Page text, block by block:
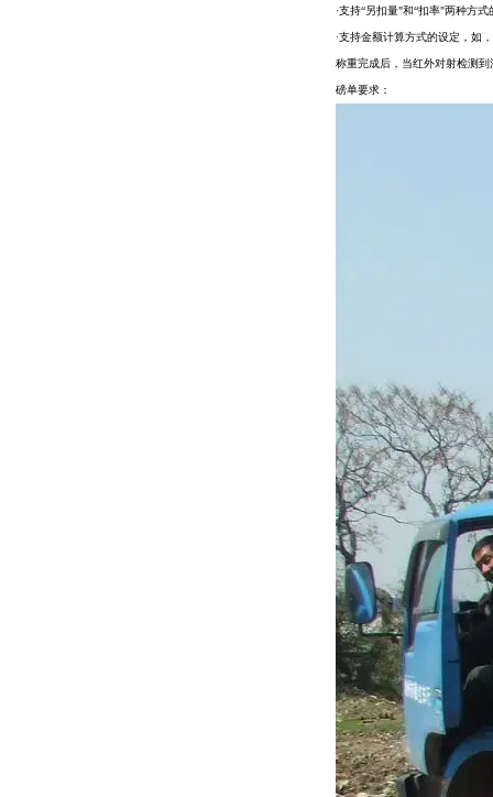
·支持“另扣量"和“扣率"两种方
·支持金额计算方式的设定，如
称重完成后，当红外对射检测
磅单要求：